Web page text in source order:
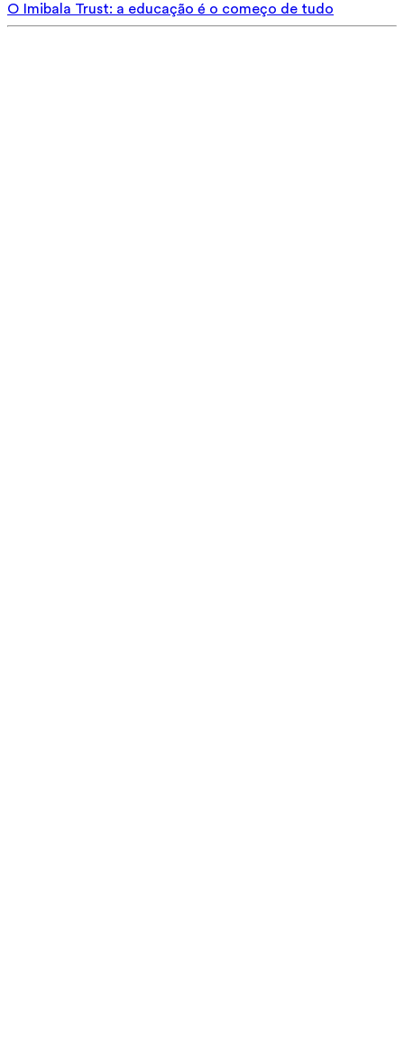
O Imibala Trust: a educação é o começo de tudo